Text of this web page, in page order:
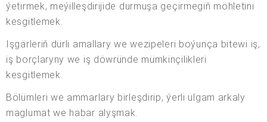
ýetirmek, meýilleşdirijide durmuşa geçirmegiň möhletini
kesgitlemek.
Işgärleriň dürli amallary we wezipeleri boýunça bitewi iş,
iş borçlaryny we iş döwründe mümkinçilikleri
kesgitlemek.
Bölümleri we ammarlary birleşdirip, ýerli ulgam arkaly
maglumat we habar alyşmak.